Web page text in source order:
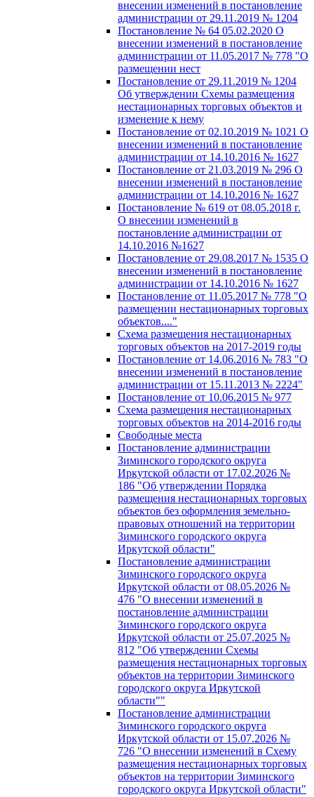
внесении изменений в постановление
администрации от 29.11.2019 № 1204
Постановление № 64 05.02.2020 О
внесении изменений в постановление
администрации от 11.05.2017 № 778 "О
размещении нест
Постановление от 29.11.2019 № 1204
Об утверждении Схемы размещения
нестационарных торговых объектов и
изменение к нему
Постановление от 02.10.2019 № 1021 О
внесении изменений в постановление
администрации от 14.10.2016 № 1627
Постановление от 21.03.2019 № 296 О
внесении изменений в постановление
администрации от 14.10.2016 № 1627
Постановление № 619 от 08.05.2018 г.
О внесении изменений в
постановление администрации от
14.10.2016 №1627
Постановление от 29.08.2017 № 1535 О
внесении изменений в постановление
администрации от 14.10.2016 № 1627
Постановление от 11.05.2017 № 778 "О
размещении нестационарных торговых
объектов...."
Схема размещения нестационарных
торговых объектов на 2017-2019 годы
Постановление от 14.06.2016 № 783 "О
внесении изменений в постановление
администрации от 15.11.2013 № 2224"
Постановление от 10.06.2015 № 977
Схема размещения нестационарных
торговых объектов на 2014-2016 годы
Свободные места
Постановление администрации
Зиминского городского округа
Иркутской области от 17.02.2026 №
186 "Об утверждении Порядка
размещения нестационарных торговых
объектов без оформления земельно-
правовых отношений на территории
Зиминского городского округа
Иркутской области"
Постановление администрации
Зиминского городского округа
Иркутской области от 08.05.2026 №
476 "О внесении изменений в
постановление администрации
Зиминского городского округа
Иркутской области от 25.07.2025 №
812 "Об утверждении Схемы
размещения нестационарных торговых
объектов на территории Зиминского
городского округа Иркутской
области""
Постановление администрации
Зиминского городского округа
Иркутской области от 15.07.2026 №
726 "О внесении изменений в Схему
размещения нестационарных торговых
объектов на территории Зиминского
городского округа Иркутской области"